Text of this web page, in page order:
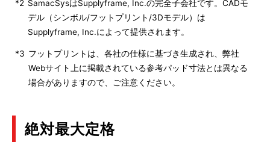
*2 SamacSysはSupplyframe, Inc.の完全子会社です。CADモ
デル（シンボル/フットプリント/3Dモデル）は
Supplyframe, Inc.によって提供されます。
*3 フットプリントは、各社の仕様に基づき生成され、弊社
Webサイト上に掲載されている参考パッド寸法とは異なる
場合がありますので、ご注意ください。
絶対最大定格